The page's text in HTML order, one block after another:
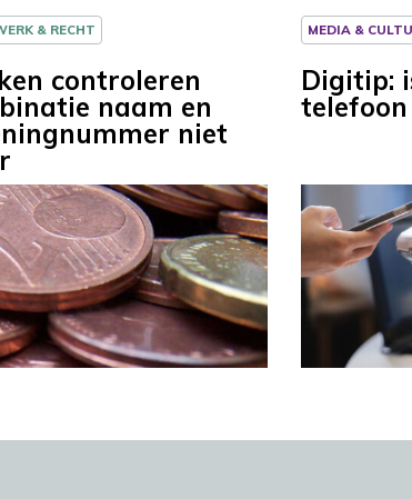
& RECHT
controleren
naam en
niet
MEDIA &
Digitip: